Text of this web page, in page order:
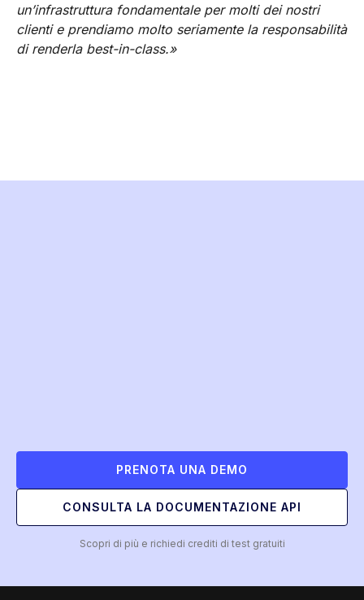
un’infrastruttura fondamentale per molti dei nostri
clienti e prendiamo molto seriamente la responsabilità
di renderla best-in-class.»
PRENOTA UNA DEMO
CONSULTA LA DOCUMENTAZIONE API
Scopri di più e richiedi crediti di test gratuiti